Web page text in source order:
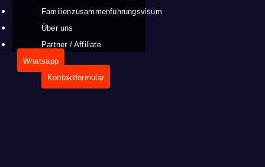
Familienzusammenführungsvisum
Über uns
Partner / Affiliate
Whatsapp
Kontaktformular